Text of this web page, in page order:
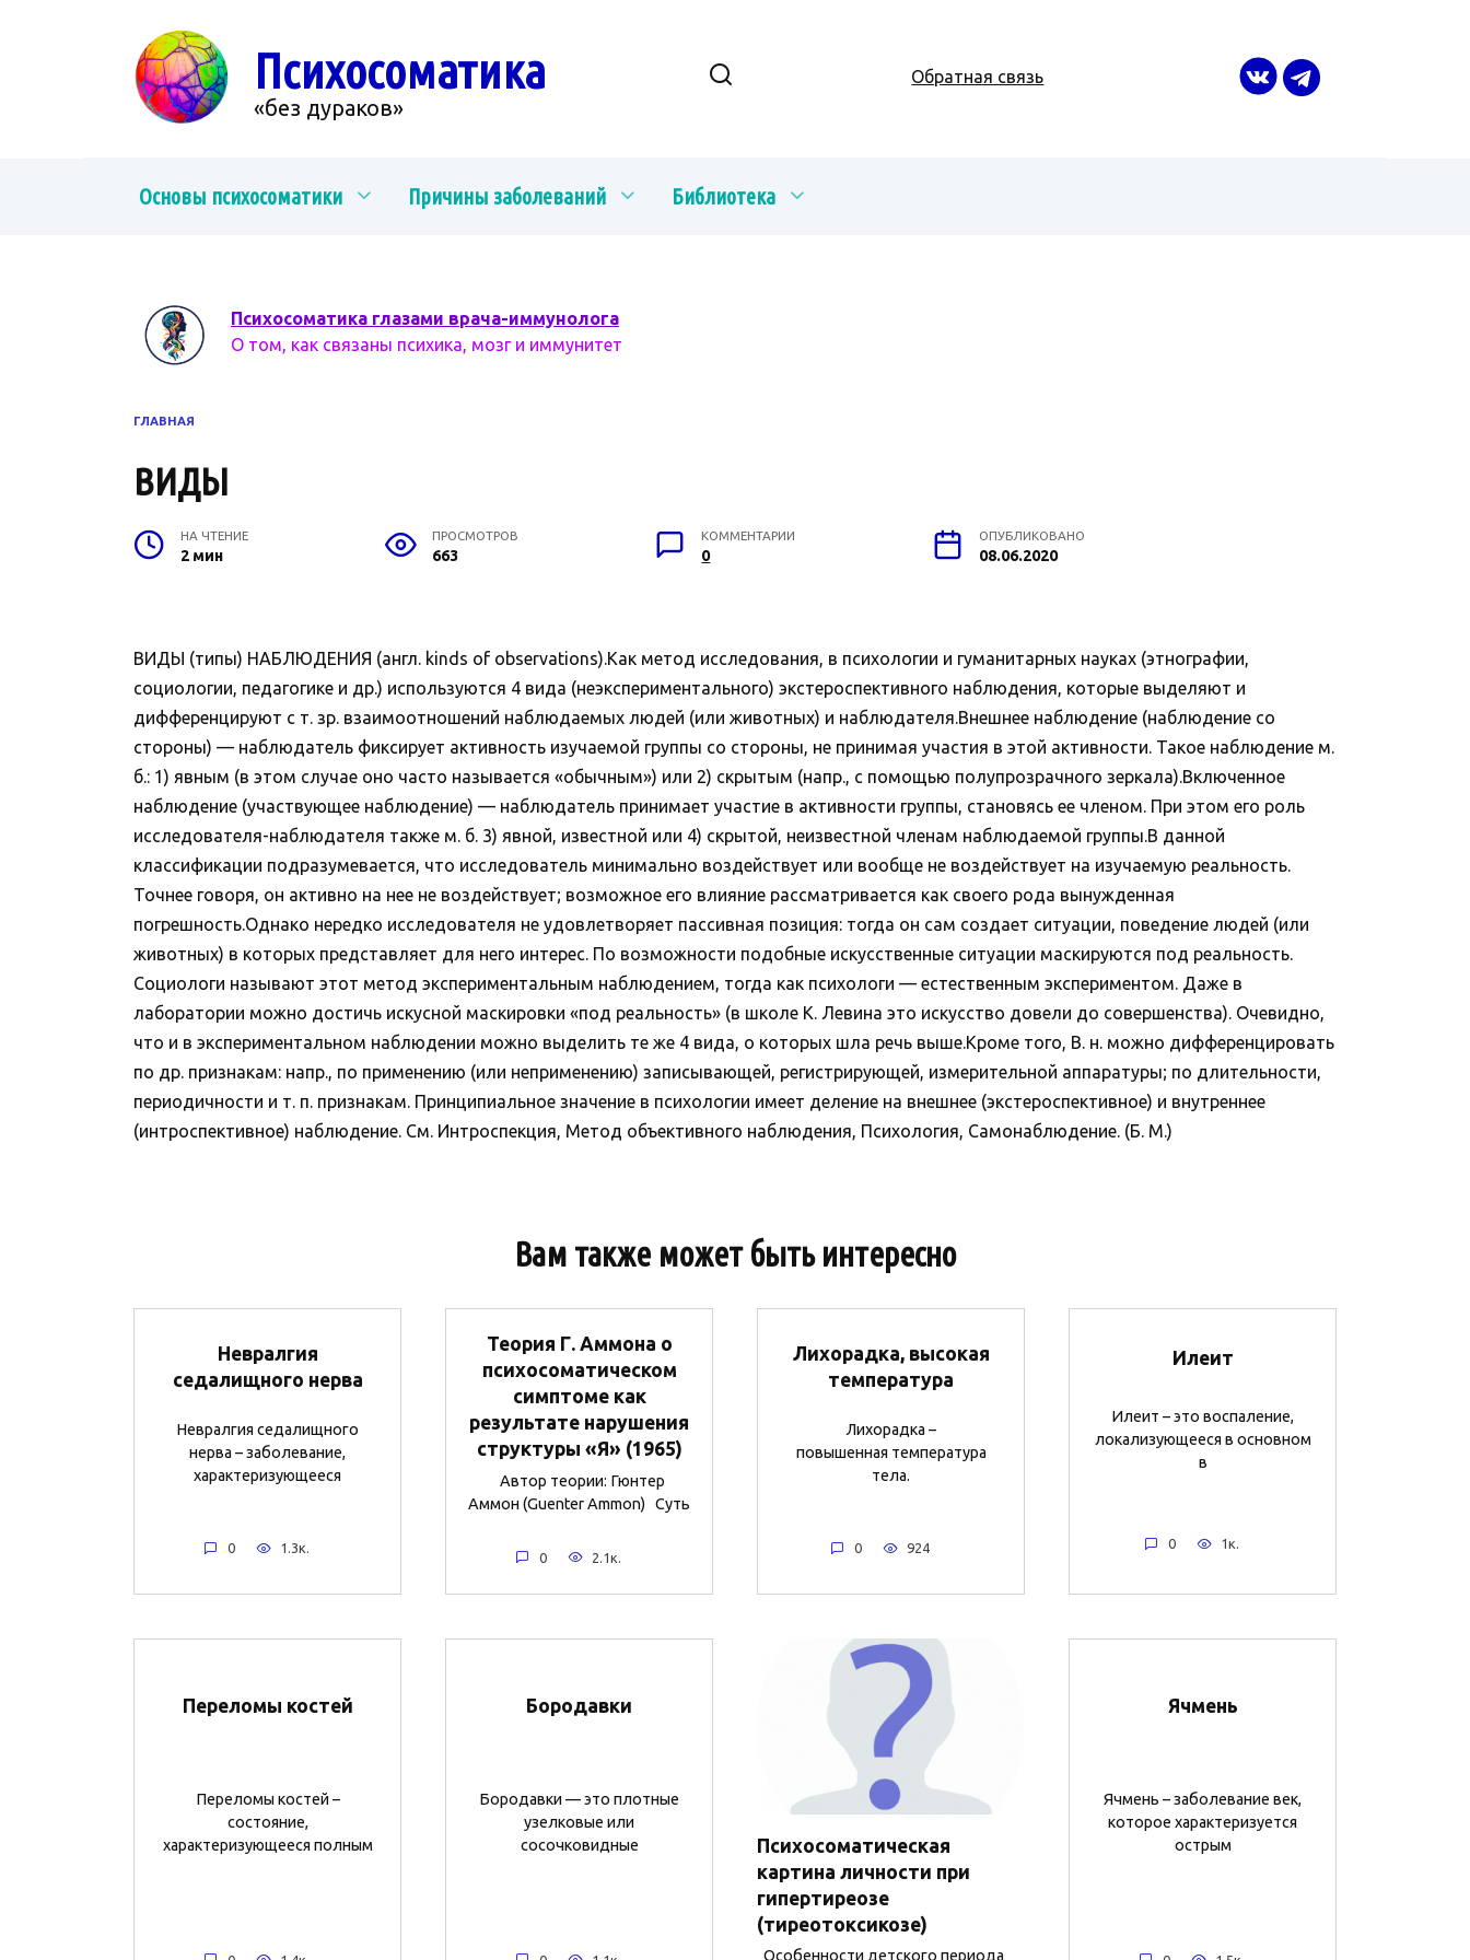
Психосоматика
«без дураков»
Обратная связь
Основы психосоматики Причины заболеваний Библиотека
Психосоматика глазами врача-иммунолога
О том, как связаны психика, мозг и иммунитет
ГЛАВНАЯ
ВИДЫ
НА ЧТЕНИЕ
2 мин
ПРОСМОТРОВ
663
КОММЕНТАРИИ
0
ОПУБЛИКОВАНО
08.06.2020
ВИДЫ (типы) НАБЛЮДЕНИЯ (англ. kinds of observations).Как метод исследования, в психологии и гуманитарных науках (этнографии,
социологии, педагогике и др.) используются 4 вида (неэкспериментального) экстероспективного наблюдения, которые выделяют и
дифференцируют с т. зр. взаимоотношений наблюдаемых людей (или животных) и наблюдателя.Внешнее наблюдение (наблюдение со
стороны) — наблюдатель фиксирует активность изучаемой группы со стороны, не принимая участия в этой активности. Такое наблюдение м.
б.: 1) явным (в этом случае оно часто называется «обычным») или 2) скрытым (напр., с помощью полупрозрачного зеркала).Включенное
наблюдение (участвующее наблюдение) — наблюдатель принимает участие в активности группы, становясь ее членом. При этом его роль
исследователя-наблюдателя также м. б. 3) явной, известной или 4) скрытой, неизвестной членам наблюдаемой группы.В данной
классификации подразумевается, что исследователь минимально воздействует или вообще не воздействует на изучаемую реальность.
Точнее говоря, он активно на нее не воздействует; возможное его влияние рассматривается как своего рода вынужденная
погрешность.Однако нередко исследователя не удовлетворяет пассивная позиция: тогда он сам создает ситуации, поведение людей (или
животных) в которых представляет для него интерес. По возможности подобные искусственные ситуации маскируются под реальность.
Социологи называют этот метод экспериментальным наблюдением, тогда как психологи — естественным экспериментом. Даже в
лаборатории можно достичь искусной маскировки «под реальность» (в школе К. Левина это искусство довели до совершенства). Очевидно,
что и в экспериментальном наблюдении можно выделить те же 4 вида, о которых шла речь выше.Кроме того, В. н. можно дифференцировать
по др. признакам: напр., по применению (или неприменению) записывающей, регистрирующей, измерительной аппаратуры; по длительности,
периодичности и т. п. признакам. Принципиальное значение в психологии имеет деление на внешнее (экстероспективное) и внутреннее
(интроспективное) наблюдение. См. Интроспекция, Метод объективного наблюдения, Психология, Самонаблюдение. (Б. М.)
Вам также может быть интересно
Невралгия
седалищного нерва
Невралгия седалищного
нерва – заболевание,
характеризующееся
0 1.3к.
Теория Г. Аммона о
психосоматическом
симптоме как
результате нарушения
структуры «Я» (1965)
Автор теории: Гюнтер
Аммон (Guenter Ammon) Суть
0 2.1к.
Лихорадка, высокая
температура
Лихорадка –
повышенная температура
тела.
0 924
Илеит
Илеит – это воспаление,
локализующееся в основном
в
0 1к.
Переломы костей
Переломы костей –
состояние,
характеризующееся полным
Бородавки
Бородавки — это плотные
узелковые или
сосочковидные
Психосоматическая
картина личности при
гипертиреозе
(тиреотоксикозе)
Особенности детского периода
Ячмень
Ячмень – заболевание век,
которое характеризуется
острым